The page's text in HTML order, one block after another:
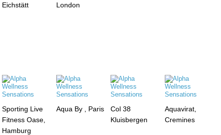
Eichstätt
London
Sporting Live
Fitness Oase,
Hamburg
Aqua By , Paris
Col 38
Kluisbergen
Aquavirat,
Cremines